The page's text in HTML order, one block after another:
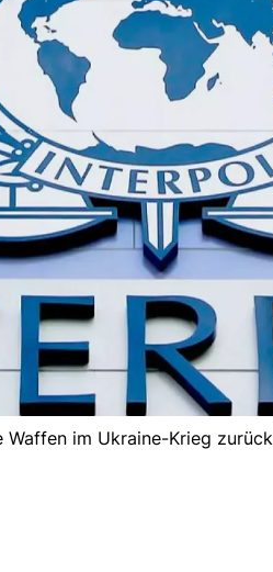
im Ukraine-Krieg